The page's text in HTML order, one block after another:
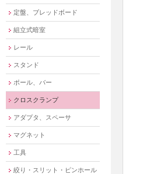
定盤、ブレッドボード
組立式暗室
レール
スタンド
ポール、バー
クロスクランプ
アダプタ、スペーサ
マグネット
工具
絞り・スリット・ピンホール